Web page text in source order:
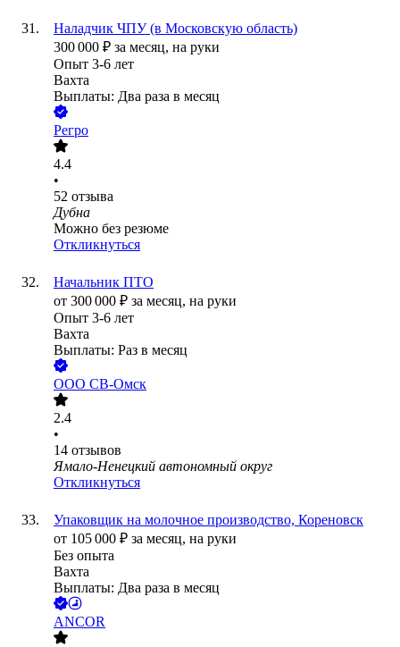
Наладчик ЧПУ (в Московскую область)
300 000 ₽ за месяц, на руки
Опыт 3-6 лет
Вахта
Выплаты: Два раза в месяц
Регро
4.4
•
52 отзыва
Дубна
Можно без резюме
Откликнуться
Начальник ПТО
от 300 000 ₽ за месяц, на руки
Опыт 3-6 лет
Вахта
Выплаты: Раз в месяц
ООО СВ-Омск
2.4
•
14 отзывов
Ямало-Ненецкий автономный округ
Откликнуться
Упаковщик на молочное производство, Кореновск
от 105 000 ₽ за месяц, на руки
Без опыта
Вахта
Выплаты: Два раза в месяц
ANCOR